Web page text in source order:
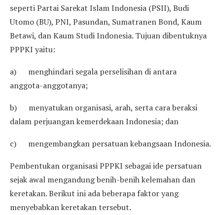
seperti Partai Sarekat Islam Indonesia (PSII), Budi
Utomo (BU), PNI, Pasundan, Sumatranen Bond, Kaum
Betawi, dan Kaum Studi Indonesia. Tujuan dibentuknya
PPPKI yaitu:
a) menghindari segala perselisihan di antara
anggota-anggotanya;
b) menyatukan organisasi, arah, serta cara beraksi
dalam perjuangan kemerdekaan Indonesia; dan
c) mengembangkan persatuan kebangsaan Indonesia.
Pembentukan organisasi PPPKI sebagai ide persatuan
sejak awal mengandung benih-benih kelemahan dan
keretakan. Berikut ini ada beberapa faktor yang
menyebabkan keretakan tersebut.